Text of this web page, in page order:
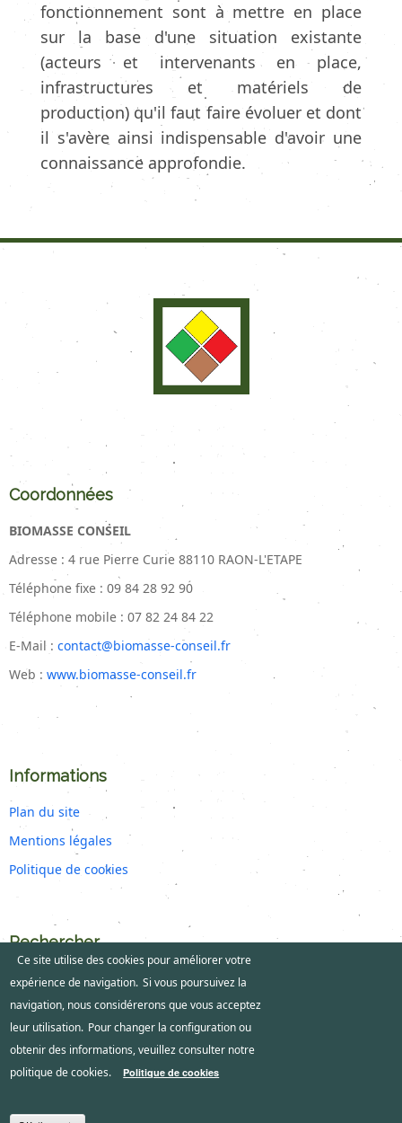
fonctionnement sont à mettre en place
sur la base d'une situation existante
(acteurs et intervenants en place,
infrastructures et matériels de
production) qu'il faut faire évoluer et dont
il s'avère ainsi indispensable d'avoir une
connaissance approfondie.
Coordonnées
BIOMASSE CONSEIL
Adresse : 4 rue Pierre Curie 88110 RAON-L'ETAPE
Téléphone fixe : 09 84 28 92 90
Téléphone mobile : 07 82 24 84 22
E-Mail : contact@biomasse-conseil.fr
Web : www.biomasse-conseil.fr
Informations
Plan du site
Mentions légales
Politique de cookies
Rechercher
Rechercher
Ce site utilise des cookies pour améliorer votre
expérience de navigation. Si vous poursuivez la
navigation, nous considérerons que vous acceptez
leur utilisation. Pour changer la configuration ou
obtenir des informations, veuillez consulter notre
politique de cookies.
Politique de cookies